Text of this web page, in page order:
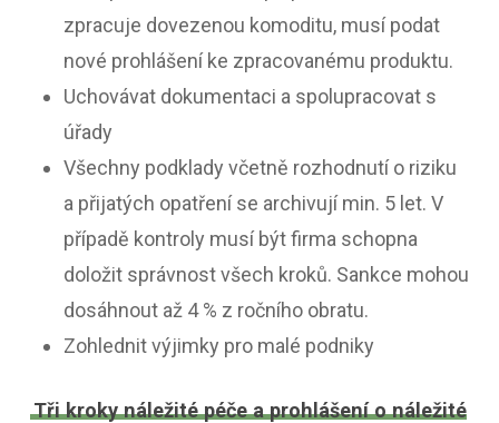
zpracuje dovezenou komoditu, musí podat
nové prohlášení ke zpracovanému produktu.
Uchovávat dokumentaci a spolupracovat s
úřady
Všechny podklady včetně rozhodnutí o riziku
a přijatých opatření se archivují min. 5 let. V
případě kontroly musí být firma schopna
doložit správnost všech kroků. Sankce mohou
dosáhnout až 4 % z ročního obratu.
Zohlednit výjimky pro malé podniky
Tři kroky náležité péče a prohlášení o náležité